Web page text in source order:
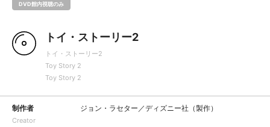
DVD館内視聴のみ
トイ・ストーリー2
トイ・ストーリー2
Toy Story 2
Toy Story 2
制作者
Creator
ジョン・ラセター／ディズニー社（製作）